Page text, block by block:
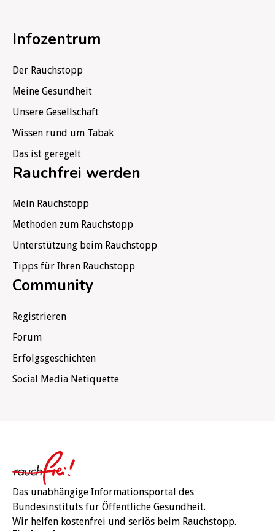
Infozentrum
Der Rauchstopp
Meine Gesundheit
Unsere Gesellschaft
Wissen rund um Tabak
Das ist geregelt
Rauchfrei werden
Mein Rauchstopp
Methoden zum Rauchstopp
Unterstützung beim Rauchstopp
Tipps für Ihren Rauchstopp
Community
Registrieren
Forum
Erfolgsgeschichten
Social Media Netiquette
Das unabhängige Informationsportal des
Bundesinstituts für Öffentliche Gesundheit.
Wir helfen kostenfrei und seriös beim Rauchstopp.